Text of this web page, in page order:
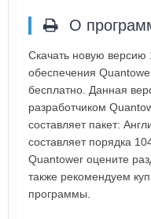
О
Скачать новую версию
обеспечения
бесплатно. Данная
разработчиком
составляет пакет:
составляет порядка
Quantower оцените
также рекомендуем
программы.